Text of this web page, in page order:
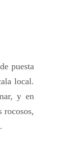
puesta
local.
y en
rocosos,